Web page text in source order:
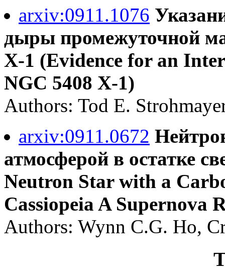
arxiv:0911.1076
дыры промежуточной
X-1 (Evidence for an
NGC 5408 X-1)
Authors: Tod E.
arxiv:0911.0672
атмосферой в остатке
Neutron Star with a
Cassiopeia A Supernova
Authors: Wynn C.G. Ho,